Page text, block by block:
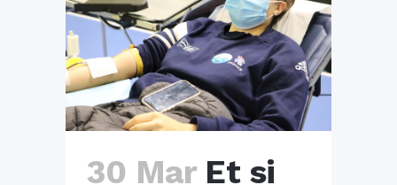
30 Mar Et si